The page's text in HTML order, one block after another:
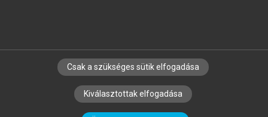
SZERZŐKNEK CÉGEKNEK KÖNYVTÁROSOKNAK
SZERKESZTÉSI ÉS LEKTORÁLÁSI ALAPELVEK
Csak a szükséges sütik elfogadása
Kiválasztottak elfogadása